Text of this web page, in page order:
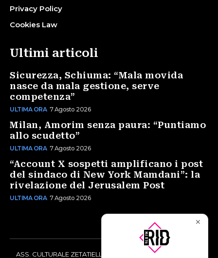
Privacy Policy
Cookies Law
Ultimi articoli
Sicurezza, Schiuma: “Mala movida
nasce da mala gestione, serve
competenza”
ULTIMA ORA 7 Agosto 2026
Milan, Amorim senza paura: “Puntiamo
allo scudetto”
ULTIMA ORA 7 Agosto 2026
“Account X sospetti amplificano i post
del sindaco di New York Mamdani”: la
rivelazione del Jerusalem Post
ULTIMA ORA 7 Agosto 2026
ASS. CULTURALE ZETATIELLE OFF via Vittorio Amedeo II, 21 -
✕